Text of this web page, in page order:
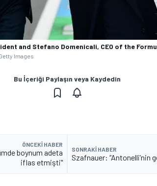
and Stefano Domenicali, CEO of the
Images
Bu İçeriği Paylaşın veya Kaydedin
ÖNCEKI HABER
boynum adeta
iflas etmişti"
SONRAKI HABER
Szafnauer: “Antonelli’nin